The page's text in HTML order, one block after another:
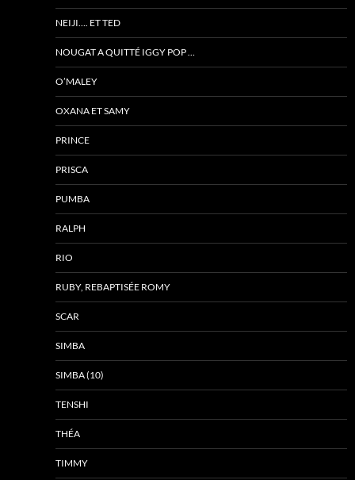
NEIJI…. ET TED
NOUGAT A QUITTÉ IGGY POP …
O’MALEY
OXANA ET SAMY
PRINCE
PRISCA
PUMBA
RALPH
RIO
RUBY, REBAPTISÉE ROMY
SCAR
SIMBA
SIMBA (10)
TENSHI
THÉA
TIMMY